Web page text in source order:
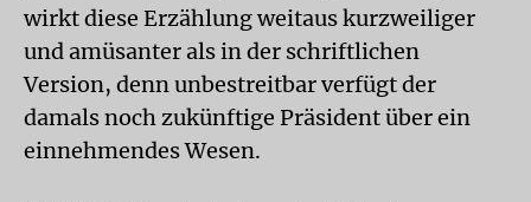
wirkt diese Erzählung weitaus kurzweiliger
und amüsanter als in der schriftlichen
Version, denn unbestreitbar verfügt der
damals noch zukünftige Präsident über ein
einnehmendes Wesen.